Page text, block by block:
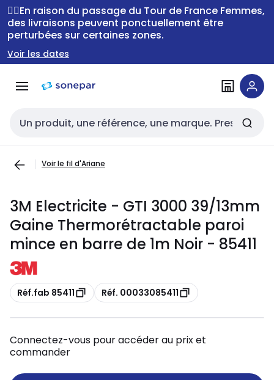
Passer à la
navigation
Passer
au
contenu
🚴‍♂️En raison du passage du Tour de France Femmes,
des livraisons peuvent ponctuellement être
perturbées sur certaines zones.
Voir les dates
Entrée de recherche
Voir le fil d'Ariane
3M Electricite - GTI 3000 39/13mm
Gaine Thermorétractable paroi
mince en barre de 1m Noir - 85411
Copie
Réf.fab 85411 Copie
Réf. 00033085411
Connectez-vous pour accéder au prix et
commander